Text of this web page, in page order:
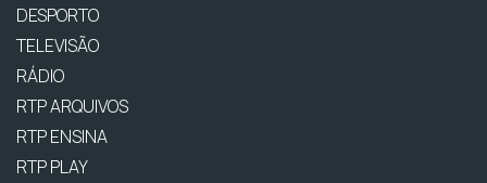
DESPORTO
TELEVISÃO
RÁDIO
RTP ARQUIVOS
RTP ENSINA
RTP PLAY